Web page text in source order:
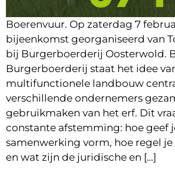
Boerenvuur. Op zaterdag 7
bijeenkomst georganiseerd van
bij Burgerboerderij Oosterwold.
Burgerboerderij staat het idee
multifunctionele landbouw
verschillende ondernemers
gebruikmaken van het erf. Dit
constante afstemming: hoe geef
samenwerking vorm, hoe regel
en wat zijn de juridische en […]